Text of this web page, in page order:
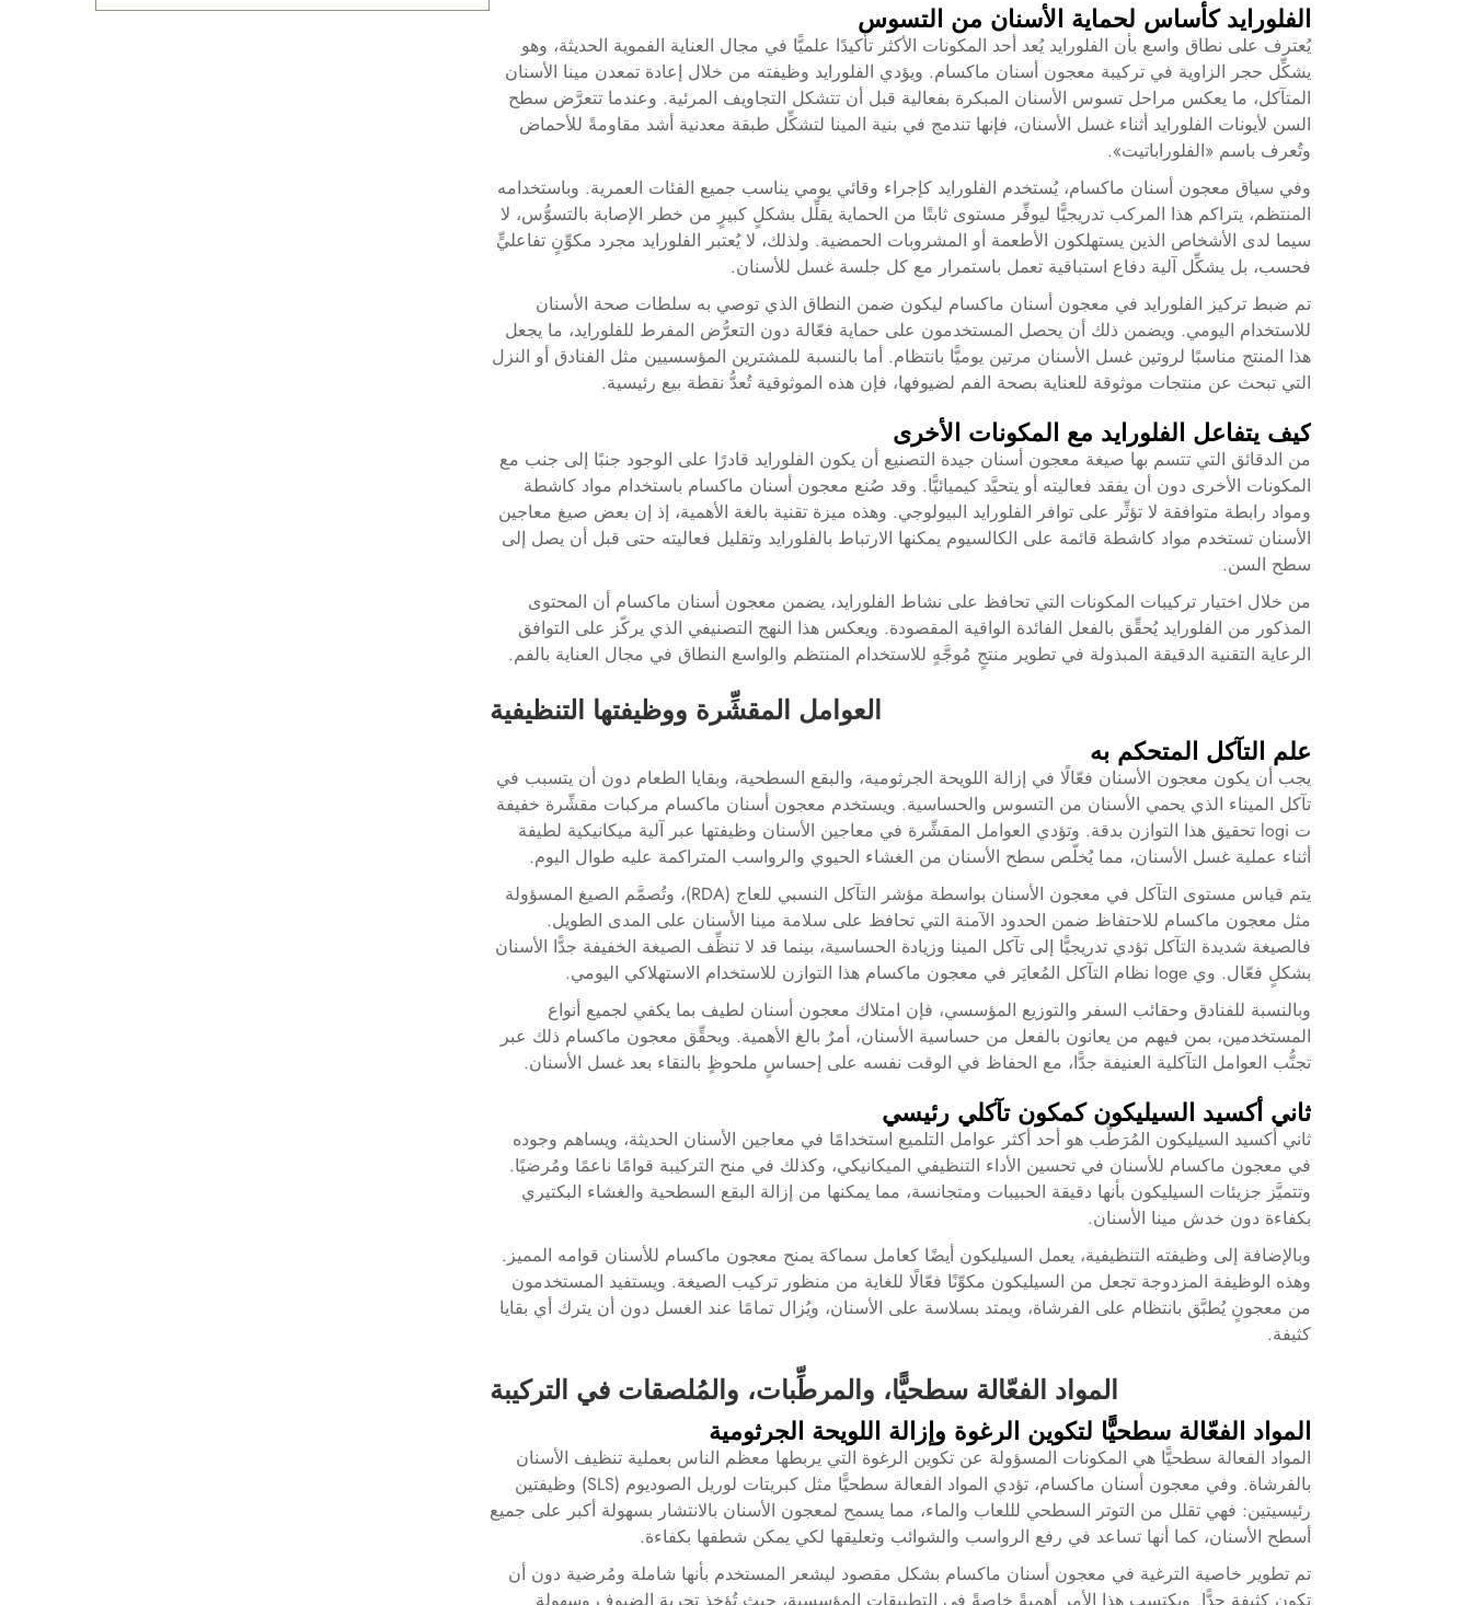
الفلورايد كأساس لحماية الأسنان من التسوس
يُعترف على نطاق واسع بأن الفلورايد يُعد أحد المكونات الأكثر تأكيدًا علميًّا في مجال العناية الفموية الحديثة، وهو
يشكِّل حجر الزاوية في تركيبة معجون أسنان ماكسام. ويؤدي الفلورايد وظيفته من خلال إعادة تمعدن مينا الأسنان
المتآكل، ما يعكس مراحل تسوس الأسنان المبكرة بفعالية قبل أن تتشكل التجاويف المرئية. وعندما تتعرَّض سطح
السن لأيونات الفلورايد أثناء غسل الأسنان، فإنها تندمج في بنية المينا لتشكِّل طبقة معدنية أشد مقاومةً للأحماض
وتُعرف باسم «الفلوراباتيت».
وفي سياق معجون أسنان ماكسام، يُستخدم الفلورايد كإجراء وقائي يومي يناسب جميع الفئات العمرية. وباستخدامه
المنتظم، يتراكم هذا المركب تدريجيًّا ليوفِّر مستوى ثابتًا من الحماية يقلِّل بشكلٍ كبيرٍ من خطر الإصابة بالتسوُّس، لا
سيما لدى الأشخاص الذين يستهلكون الأطعمة أو المشروبات الحمضية. ولذلك، لا يُعتبر الفلورايد مجرد مكوِّنٍ تفاعليٍّ
فحسب، بل يشكِّل آلية دفاع استباقية تعمل باستمرار مع كل جلسة غسل للأسنان.
تم ضبط تركيز الفلورايد في معجون أسنان ماكسام ليكون ضمن النطاق الذي توصي به سلطات صحة الأسنان
للاستخدام اليومي. ويضمن ذلك أن يحصل المستخدمون على حماية فعّالة دون التعرُّض المفرط للفلورايد، ما يجعل
هذا المنتج مناسبًا لروتين غسل الأسنان مرتين يوميًّا بانتظام. أما بالنسبة للمشترين المؤسسيين مثل الفنادق أو النزل
التي تبحث عن منتجات موثوقة للعناية بصحة الفم لضيوفها، فإن هذه الموثوقية تُعدُّ نقطة بيع رئيسية.
كيف يتفاعل الفلورايد مع المكونات الأخرى
من الدقائق التي تتسم بها صيغة معجون أسنان جيدة التصنيع أن يكون الفلورايد قادرًا على الوجود جنبًا إلى جنب مع
المكونات الأخرى دون أن يفقد فعاليته أو يتحيَّد كيميائيًّا. وقد صُنع معجون أسنان ماكسام باستخدام مواد كاشطة
ومواد رابطة متوافقة لا تؤثِّر على توافر الفلورايد البيولوجي. وهذه ميزة تقنية بالغة الأهمية، إذ إن بعض صيغ معاجين
الأسنان تستخدم مواد كاشطة قائمة على الكالسيوم يمكنها الارتباط بالفلورايد وتقليل فعاليته حتى قبل أن يصل إلى
سطح السن.
من خلال اختيار تركيبات المكونات التي تحافظ على نشاط الفلورايد، يضمن معجون أسنان ماكسام أن المحتوى
المذكور من الفلورايد يُحقِّق بالفعل الفائدة الواقية المقصودة. ويعكس هذا النهج التصنيفي الذي يركّز على التوافق
الرعاية التقنية الدقيقة المبذولة في تطوير منتجٍ مُوجَّهٍ للاستخدام المنتظم والواسع النطاق في مجال العناية بالفم.
العوامل المقشِّرة ووظيفتها التنظيفية
علم التآكل المتحكم به
يجب أن يكون معجون الأسنان فعّالًا في إزالة اللويحة الجرثومية، والبقع السطحية، وبقايا الطعام دون أن يتسبب في
تآكل الميناء الذي يحمي الأسنان من التسوس والحساسية. ويستخدم معجون أسنان ماكسام مركبات مقشِّرة خفيفة
ت logi تحقيق هذا التوازن بدقة. وتؤدي العوامل المقشِّرة في معاجين الأسنان وظيفتها عبر آلية ميكانيكية لطيفة
أثناء عملية غسل الأسنان، مما يُخلّص سطح الأسنان من الغشاء الحيوي والرواسب المتراكمة عليه طوال اليوم.
يتم قياس مستوى التآكل في معجون الأسنان بواسطة مؤشر التآكل النسبي للعاج (RDA)، وتُصمَّم الصيغ المسؤولة
مثل معجون ماكسام للاحتفاظ ضمن الحدود الآمنة التي تحافظ على سلامة مينا الأسنان على المدى الطويل.
فالصيغة شديدة التآكل تؤدي تدريجيًّا إلى تآكل المينا وزيادة الحساسية، بينما قد لا تنظِّف الصيغة الخفيفة جدًّا الأسنان
بشكلٍ فعّال. وي loge نظام التآكل المُعايَر في معجون ماكسام هذا التوازن للاستخدام الاستهلاكي اليومي.
وبالنسبة للفنادق وحقائب السفر والتوزيع المؤسسي، فإن امتلاك معجون أسنان لطيف بما يكفي لجميع أنواع
المستخدمين، بمن فيهم من يعانون بالفعل من حساسية الأسنان، أمرٌ بالغ الأهمية. ويحقِّق معجون ماكسام ذلك عبر
تجنُّب العوامل التآكلية العنيفة جدًّا، مع الحفاظ في الوقت نفسه على إحساسٍ ملحوظٍ بالنقاء بعد غسل الأسنان.
ثاني أكسيد السيليكون كمكون تآكلي رئيسي
ثاني أكسيد السيليكون المُرَطَّب هو أحد أكثر عوامل التلميع استخدامًا في معاجين الأسنان الحديثة، ويساهم وجوده
في معجون ماكسام للأسنان في تحسين الأداء التنظيفي الميكانيكي، وكذلك في منح التركيبة قوامًا ناعمًا ومُرضيًا.
وتتميَّز جزيئات السيليكون بأنها دقيقة الحبيبات ومتجانسة، مما يمكنها من إزالة البقع السطحية والغشاء البكتيري
بكفاءة دون خدش مينا الأسنان.
وبالإضافة إلى وظيفته التنظيفية، يعمل السيليكون أيضًا كعامل سماكة يمنح معجون ماكسام للأسنان قوامه المميز.
وهذه الوظيفة المزدوجة تجعل من السيليكون مكوِّنًا فعّالًا للغاية من منظور تركيب الصيغة. ويستفيد المستخدمون
من معجونٍ يُطبَّق بانتظام على الفرشاة، ويمتد بسلاسة على الأسنان، ويُزال تمامًا عند الغسل دون أن يترك أي بقايا
كثيفة.
المواد الفعّالة سطحيًّا، والمرطِّبات، والمُلصقات في التركيبة
المواد الفعّالة سطحيًّا لتكوين الرغوة وإزالة اللويحة الجرثومية
المواد الفعالة سطحيًّا هي المكونات المسؤولة عن تكوين الرغوة التي يربطها معظم الناس بعملية تنظيف الأسنان
بالفرشاة. وفي معجون أسنان ماكسام، تؤدي المواد الفعالة سطحيًّا مثل كبريتات لوريل الصوديوم (SLS) وظيفتين
رئيسيتين: فهي تقلل من التوتر السطحي لللعاب والماء، مما يسمح لمعجون الأسنان بالانتشار بسهولة أكبر على جميع
أسطح الأسنان، كما أنها تساعد في رفع الرواسب والشوائب وتعليقها لكي يمكن شطفها بكفاءة.
تم تطوير خاصية الترغية في معجون أسنان ماكسام بشكل مقصود ليشعر المستخدم بأنها شاملة ومُرضية دون أن